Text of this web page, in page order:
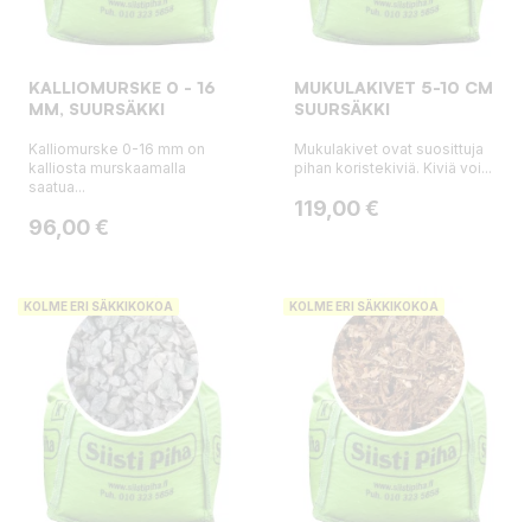
KALLIOMURSKE 0 - 16
MM, SUURSÄKKI
Kalliomurske 0-16 mm on
kalliosta murskaamalla
saatua...
Hinta
96,00 €
MUKULAKIVET 5-10 CM
SUURSÄKKI
Mukulakivet ovat suosittuja
pihan koristekiviä. Kiviä voi...
Hinta
119,00 €
KOLME ERI SÄKKIKOKOA KOLME ERI SÄKKIKOKOA